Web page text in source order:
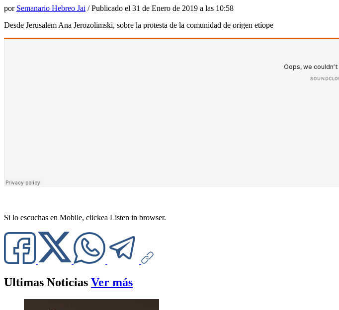
por Semanario Hebreo Jai / Publicado el 31 de Enero de 2019 a las 10:58
Desde Jerusalem Ana Jerozolimski, sobre la protesta de la comunidad de origen etíope
Si lo escuchas en Mobile, clickea Listen in browser.
Ultimas Noticias Ver más